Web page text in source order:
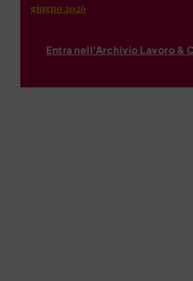
giugno 2026
Entra nell'Archivio Lavoro &